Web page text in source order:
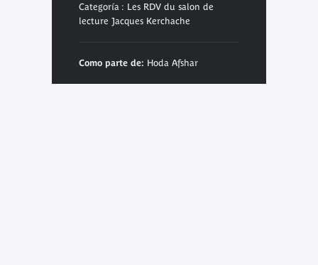
Categoría : Les RDV du salon de
lecture Jacques Kerchache
Como parte de: Hoda Afshar